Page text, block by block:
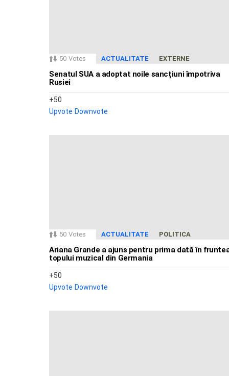
50 Votes ACTUALITATE EXTERNE
Senatul SUA a adoptat noile sancțiuni împotriva
Rusiei
50
Upvote Downvote
50 Votes ACTUALITATE POLITICA
Ariana Grande a ajuns pentru prima dată în
topului muzical din Germania
50
Upvote Downvote